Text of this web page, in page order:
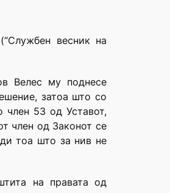
весник на
Велес му поднесе
затоа што со
член 53 од Уставот,
член од Законот се
тоа што за нив не
на правата од